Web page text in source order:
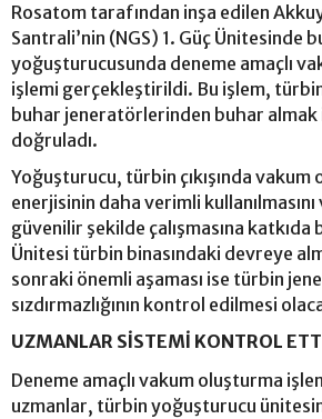
Rosatom tarafından inşa edilen
Santrali’nin (NGS) 1. Güç Ünitesinde
yoğuşturucusunda deneme amaçlı
işlemi gerçekleştirildi. Bu işlem,
buhar jeneratörlerinden buhar almak
doğruladı.
Yoğuşturucu, türbin çıkışında
enerjisinin daha verimli
güvenilir şekilde çalışmasına katkıda
Ünitesi türbin binasındaki devreye
sonraki önemli aşaması ise türbin
sızdırmazlığının kontrol edilmesi
UZMANLAR SİSTEMİ KONTROL
Deneme amaçlı vakum oluşturma
uzmanlar, türbin yoğuşturucu